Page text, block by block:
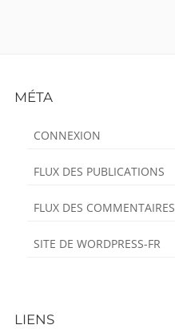
Content
MÉTA
CONNEXION
FLUX DES PUBLICATIONS
FLUX DES COMMENTAIRES
SITE DE WORDPRESS-FR
LIENS